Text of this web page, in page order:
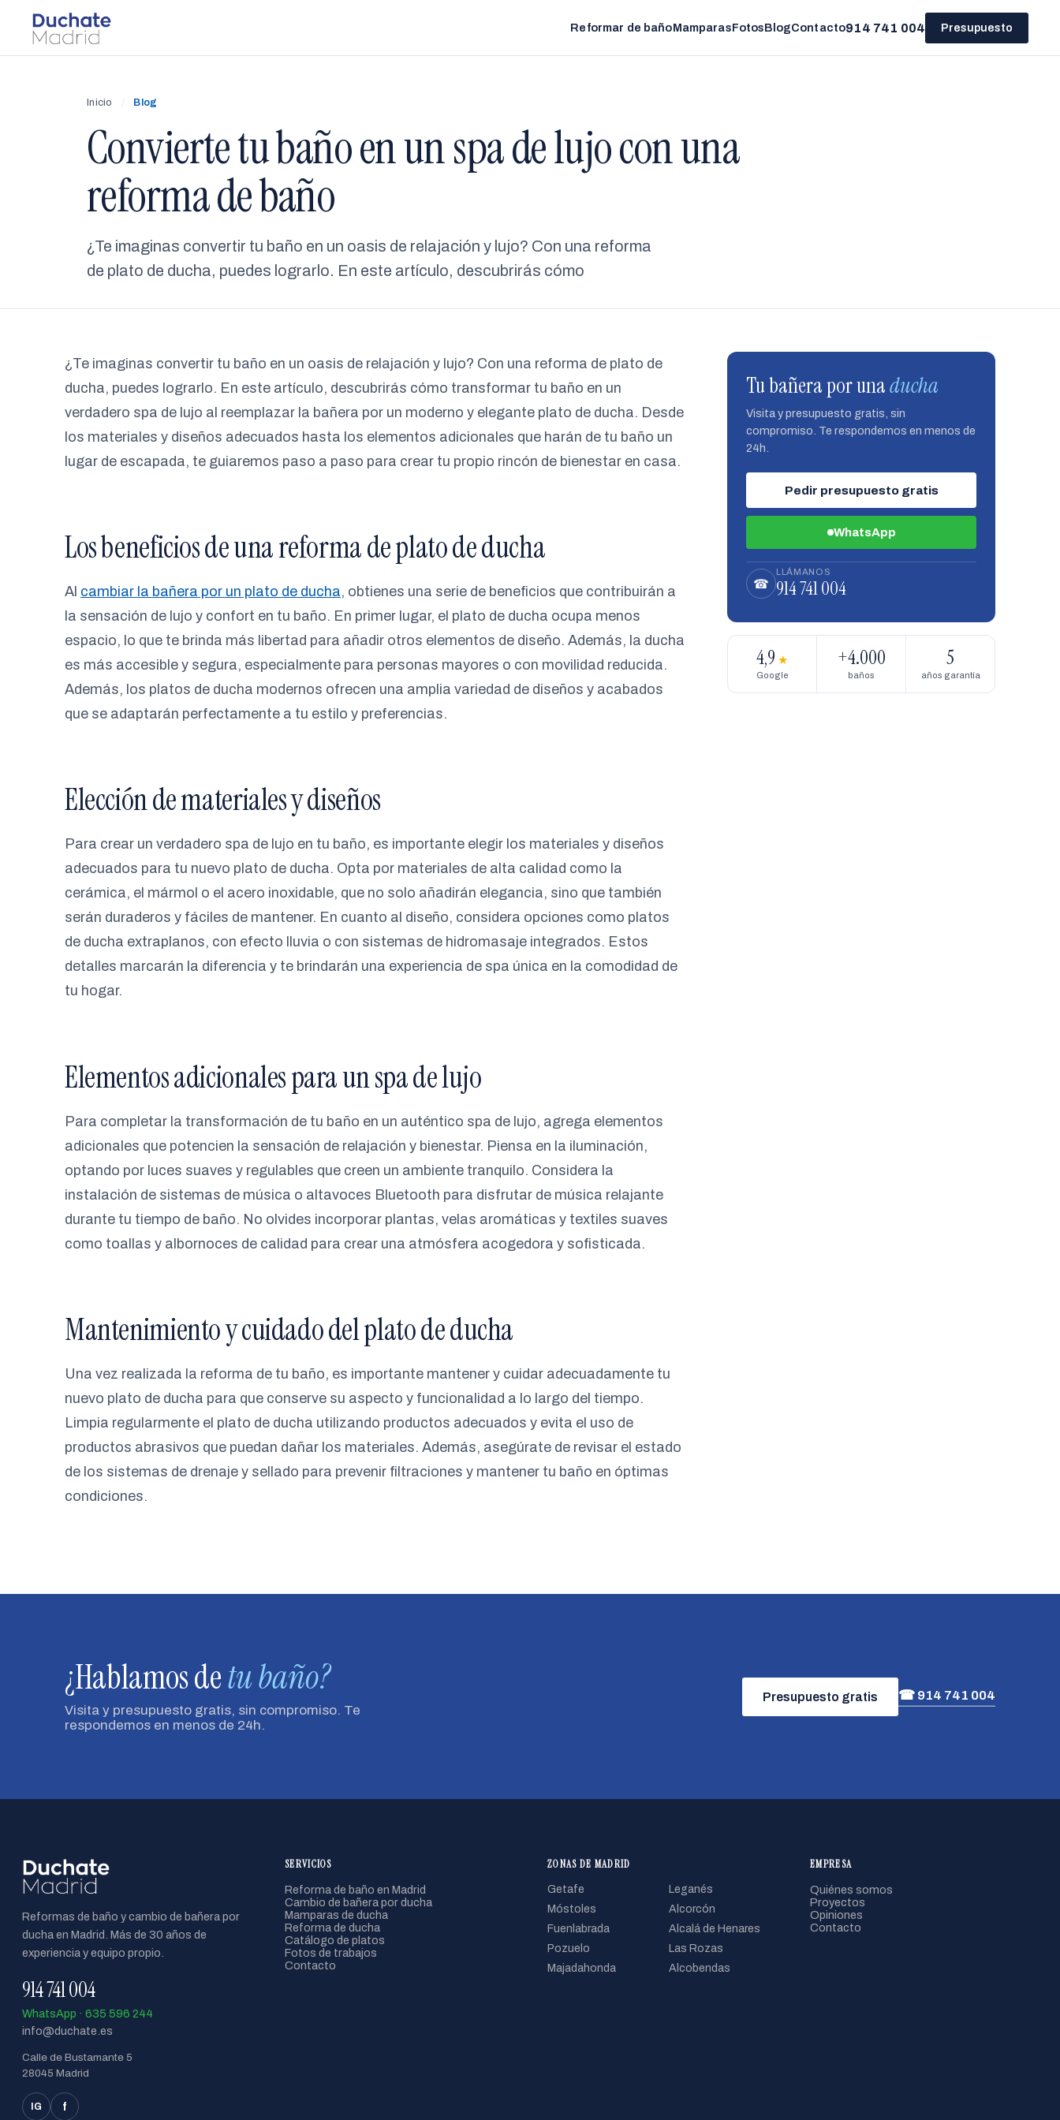
Reformar de bañoMamparasFotosBlogContacto914 741 004 Presupuesto
Inicio / Blog
Convierte tu baño en un spa de lujo con una
reforma de baño
¿Te imaginas convertir tu baño en un oasis de relajación y lujo? Con una reforma
de plato de ducha, puedes lograrlo. En este artículo, descubrirás cómo
¿Te imaginas convertir tu baño en un oasis de relajación y lujo? Con una reforma de plato de
ducha, puedes lograrlo. En este artículo, descubrirás cómo transformar tu baño en un
verdadero spa de lujo al reemplazar la bañera por un moderno y elegante plato de ducha. Desde
los materiales y diseños adecuados hasta los elementos adicionales que harán de tu baño un
lugar de escapada, te guiaremos paso a paso para crear tu propio rincón de bienestar en casa.
Los beneficios de una reforma de plato de ducha
Al cambiar la bañera por un plato de ducha, obtienes una serie de beneficios que contribuirán a
la sensación de lujo y confort en tu baño. En primer lugar, el plato de ducha ocupa menos
espacio, lo que te brinda más libertad para añadir otros elementos de diseño. Además, la ducha
es más accesible y segura, especialmente para personas mayores o con movilidad reducida.
Además, los platos de ducha modernos ofrecen una amplia variedad de diseños y acabados
que se adaptarán perfectamente a tu estilo y preferencias.
Elección de materiales y diseños
Para crear un verdadero spa de lujo en tu baño, es importante elegir los materiales y diseños
adecuados para tu nuevo plato de ducha. Opta por materiales de alta calidad como la
cerámica, el mármol o el acero inoxidable, que no solo añadirán elegancia, sino que también
serán duraderos y fáciles de mantener. En cuanto al diseño, considera opciones como platos
de ducha extraplanos, con efecto lluvia o con sistemas de hidromasaje integrados. Estos
detalles marcarán la diferencia y te brindarán una experiencia de spa única en la comodidad de
tu hogar.
Elementos adicionales para un spa de lujo
Para completar la transformación de tu baño en un auténtico spa de lujo, agrega elementos
adicionales que potencien la sensación de relajación y bienestar. Piensa en la iluminación,
optando por luces suaves y regulables que creen un ambiente tranquilo. Considera la
instalación de sistemas de música o altavoces Bluetooth para disfrutar de música relajante
durante tu tiempo de baño. No olvides incorporar plantas, velas aromáticas y textiles suaves
como toallas y albornoces de calidad para crear una atmósfera acogedora y sofisticada.
Mantenimiento y cuidado del plato de ducha
Una vez realizada la reforma de tu baño, es importante mantener y cuidar adecuadamente tu
nuevo plato de ducha para que conserve su aspecto y funcionalidad a lo largo del tiempo.
Limpia regularmente el plato de ducha utilizando productos adecuados y evita el uso de
productos abrasivos que puedan dañar los materiales. Además, asegúrate de revisar el estado
de los sistemas de drenaje y sellado para prevenir filtraciones y mantener tu baño en óptimas
condiciones.
Tu bañera por unaducha
Visita y presupuesto gratis, sin
compromiso. Te respondemos en menos de
24h.
Pedir presupuesto gratis
WhatsApp
☎
LLÁMANOS
914 741 004
4,9 ★
Google
+4.000
baños
5
años garantía
¿Hablamos detu baño?
Visita y presupuesto gratis, sin compromiso. Te
respondemos en menos de 24h.
Presupuesto gratis ☎ 914 741 004
Reformas de baño y cambio de bañera por
ducha en Madrid. Más de 30 años de
experiencia y equipo propio.
914 741 004
WhatsApp · 635 596 244
info@duchate.es
Calle de Bustamante 5
28045 Madrid
IG f
SERVICIOS
Reforma de baño en Madrid
Cambio de bañera por ducha
Mamparas de ducha
Reforma de ducha
Catálogo de platos
Fotos de trabajos
Contacto
ZONAS DE MADRID
Getafe
Leganés
Móstoles
Alcorcón
Fuenlabrada
Alcalá de Henares
Pozuelo
Las Rozas
Majadahonda
Alcobendas
EMPRESA
Quiénes somos
Proyectos
Opiniones
Contacto